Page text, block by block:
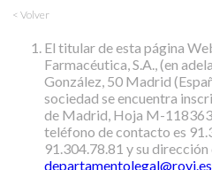
< Volver
El titular de esta página
Farmacéutica, S.A., (en
González, 50 Madrid
sociedad se encuentra
de Madrid, Hoja M-
teléfono de contacto es
91.304.78.81 y su
departamentolegal@rovi.es